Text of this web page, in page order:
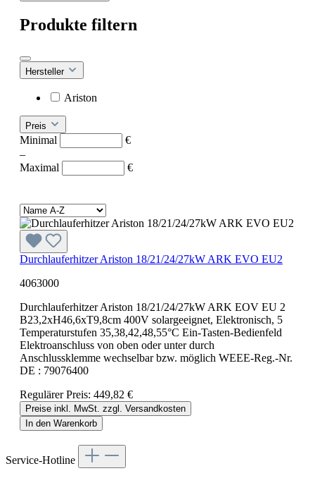
Produkte filtern
Hersteller
Ariston
Preis
Minimal
€
–
Maximal
€
Durchlauferhitzer Ariston 18/21/24/27kW ARK EVO EU2
4063000
Durchlauferhitzer Ariston 18/21/24/27kW ARK EOV EU 2
B23,2xH46,6xT9,8cm 400V solargeeignet, Elektronisch, 5
Temperaturstufen 35,38,42,48,55°C Ein-Tasten-Bedienfeld
Elektroanschluss von oben oder unter durch
Anschlussklemme wechselbar bzw. möglich WEEE-Reg.-Nr.
DE : 79076400
Regulärer Preis: 449,82 €
Preise inkl. MwSt. zzgl. Versandkosten
In den Warenkorb
Service-Hotline